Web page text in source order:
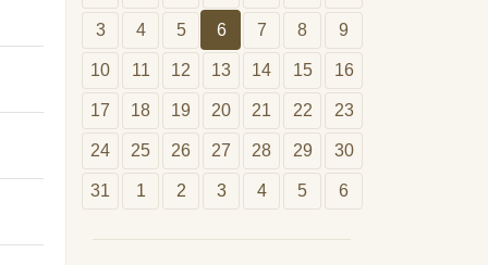
3 4 5 6 7 8 9
10 11 12 13 14 15 16
17 18 19 20 21 22 23
24 25 26 27 28 29 30
31 1 2 3 4 5 6